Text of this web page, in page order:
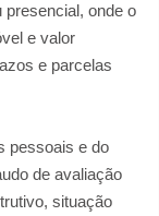
onde o
e valor
e parcelas
pessoais e do
de avaliação
situação